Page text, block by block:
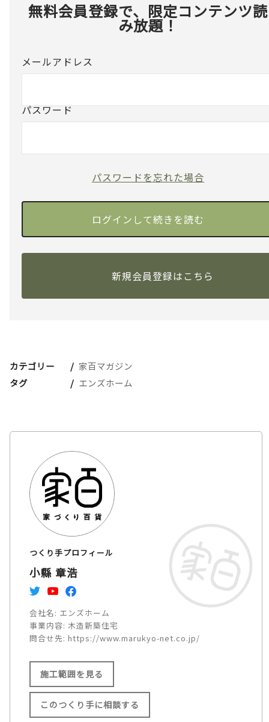
無料会員登録で、限定コンテンツ読
み放題！
メールアドレス
パスワード
パスワードを忘れた場合
新規会員登録はこちら
カテゴリー
家百マガジン
タグ
エンズホーム
つくり手プロフィール
小縣 章浩
会社名: エンズホーム
事業内容: 木造新築住宅
問合せ先: https://www.marukyo-net.co.jp/
施工範囲を見る
施工範囲
このつくり手に相談する